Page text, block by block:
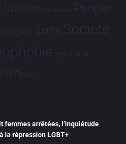
Justice Partenariat People
Religion Santé Société
Tech Tribune
Études
femmes arrêtées, l’inquiétude
la répression LGBT+